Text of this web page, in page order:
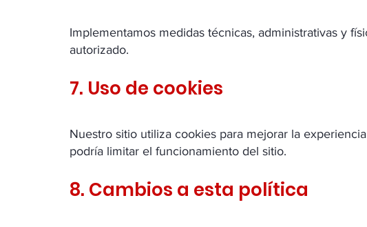
Implementamos medidas técnicas, administrativas y
autorizado.
7. Uso de cookies
Nuestro sitio utiliza cookies para mejorar la
podría limitar el funcionamiento del sitio.
8. Cambios a esta política